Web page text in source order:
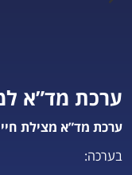
ערכת מד”א
ערכת מד”א מצילת
בערכה: